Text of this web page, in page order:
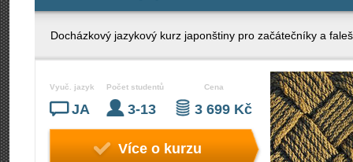
Docházkový jazykový kurz japonštiny pro začátečníky a
Vyuč. jazyk
JA
Počet studentů
3-13
Cena
3 699 Kč
Více o kurzu